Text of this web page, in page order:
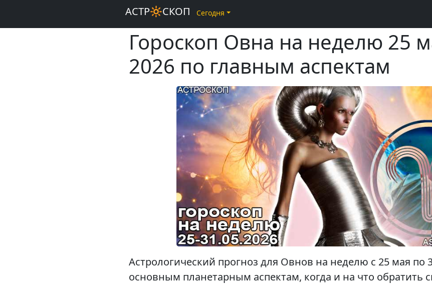
Гороскоп Овна на неделю 25
2026 по главным аспектам
Астрологический прогноз для Овнов на неделю с 25 мая по
основным планетарным аспектам, когда и на что обратить
АСТР🔆СКОП Сегодня